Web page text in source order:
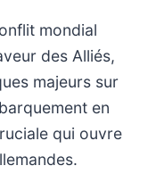
mondial
des Alliés,
majeurs sur
en
qui ouvre